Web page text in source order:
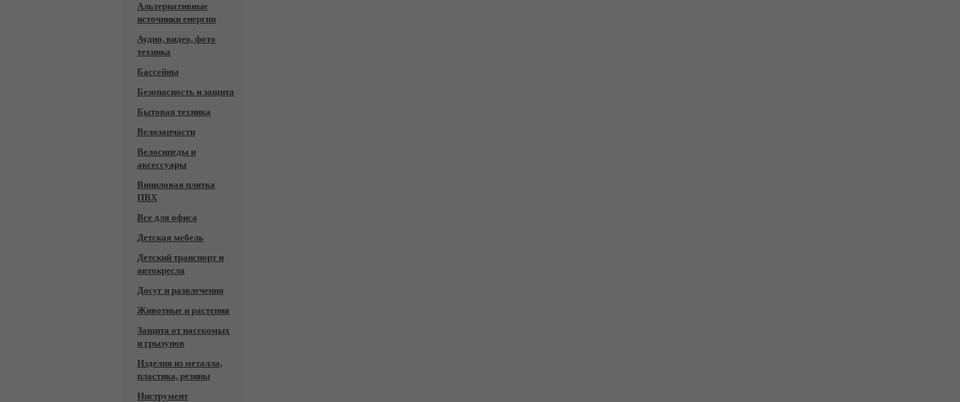
Альтернативные
источники енергии
Аудио, видео, фото
техника
Бассейны
Безопасность и защита
Бытовая техника
Велозапчасти
Велосипеды и
аксессуары
Виниловая плитка
ПВХ
Все для офиса
Детская мебель
Детский транспорт и
автокресла
Досуг и развлечения
Животные и растения
Защита от насекомых
и грызунов
Изделия из металла,
пластика, резины
Инструмент